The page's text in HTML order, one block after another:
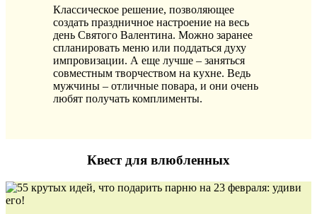
Классическое решение, позволяющее
создать праздничное настроение на весь
день Святого Валентина. Можно заранее
спланировать меню или поддаться духу
импровизации. А еще лучше – заняться
совместным творчеством на кухне. Ведь
мужчины – отличные повара, и они очень
любят получать комплименты.
Квест для влюбленных